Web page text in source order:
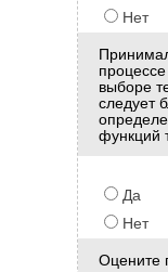
Нет
выборе
следует
функций
Да
Нет
Оцените